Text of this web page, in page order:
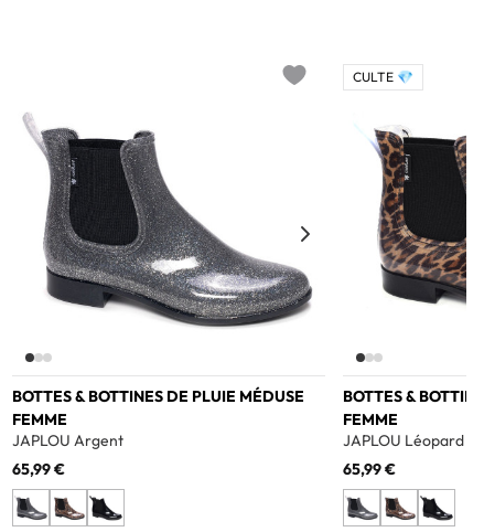
BOTTES & BOTTINES DE PLUIE MÉDUSE
FEMME
JAPLOU Argent
65,99 €
BOTTES &
FEMME
JAPLOU Léopard
65,99 €
CULTE 💎